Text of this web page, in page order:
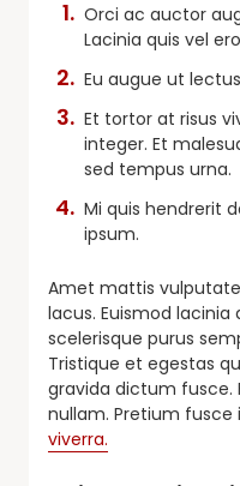
Orci ac auctor
Lacinia quis vel
Eu augue ut
Et tortor at risus
integer. Et
sed tempus urna.
Mi quis hendrerit
ipsum.
Amet mattis
lacus. Euismod lacinia
scelerisque purus
Tristique et egestas
gravida dictum fusce.
nullam. Pretium
viverra.